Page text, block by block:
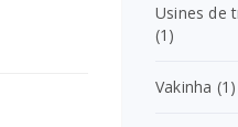
Usines de
(1)
Vakinha (1)